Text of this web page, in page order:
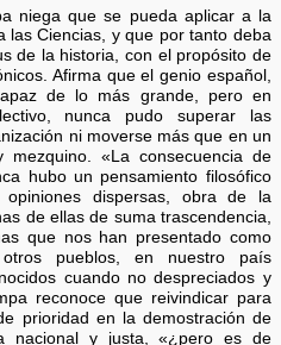
niega que se pueda aplicar a la
las Ciencias, y que por tanto deba
de la historia, con el propósito de
Afirma que el genio español,
de lo más grande, pero en
nunca pudo superar las
ni moverse más que en un
mezquino. «La consecuencia de
hubo un pensamiento filosófico
opiniones dispersas, obra de la
de ellas de suma trascendencia,
que nos han presentado como
pueblos, en nuestro país
cuando no despreciados y
reconoce que reivindicar para
prioridad en la demostración de
nacional y justa, «¿pero es de